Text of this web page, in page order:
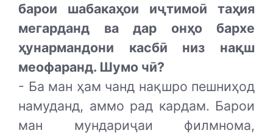
барои шабакаҳои иҷтимоӣ таҳия
мегарданд ва дар онҳо бархе
ҳунармандони касбӣ низ нақш
меофаранд. Шумо чӣ?
- Ба ман ҳам чанд нақшро пешниҳод
намуданд, аммо рад кардам. Барои
ман мундариҷаи филмнома,